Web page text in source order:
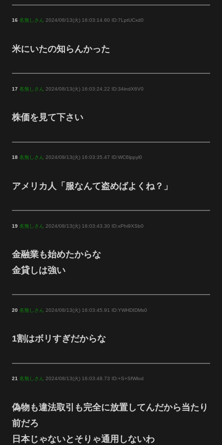
16 名無しさん 2024/08/13(火) 16:03:14.60 ID:7LptUCxd0
米にいたの知らんかった
17 名無しさん 2024/08/13(火) 16:03:24.22 ID:34indX6V0
株価を見て下さい
18 名無しさん 2024/08/13(火) 16:03:35.47 ID:WC6lppyl0
アメリカ人「服なんて盗めばよくね？」
19 名無しさん 2024/08/13(火) 16:03:43.30 ID:xPhi9XSb0
金融業も始めたからな
金貸しは強い
20 名無しさん 2024/08/13(火) 16:03:45.91 ID:YWHDIDMs0
1割はボリすぎだからな
21 名無しさん 2024/08/13(火) 16:03:48.73 ID:+S+SfWlod
偽物も違法取引も完全に放置してんだから当たり
前だろ
日本じゃないとそりゃ通用しないわ